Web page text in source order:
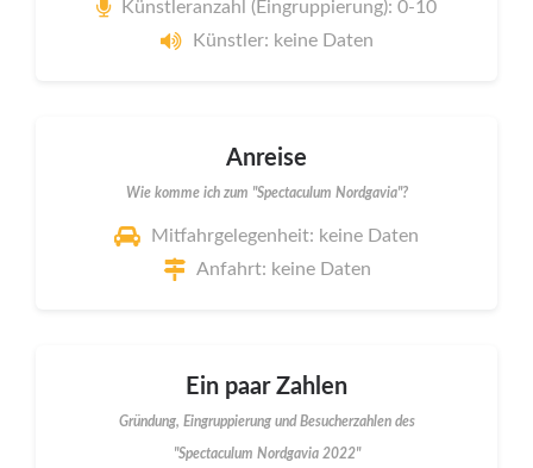
Künstleranzahl (Eingruppierung): 0-10
Künstler: keine Daten
Anreise
Wie komme ich zum "Spectaculum Nordgavia"?
Mitfahrgelegenheit: keine Daten
Anfahrt: keine Daten
Ein paar Zahlen
Gründung, Eingruppierung und Besucherzahlen des
"Spectaculum Nordgavia 2022"